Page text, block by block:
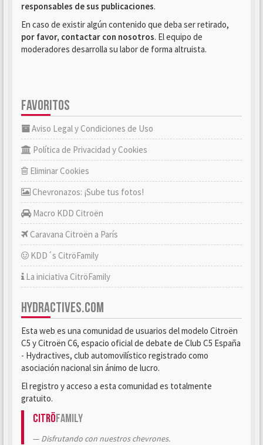
responsables de sus publicaciones.
En caso de existir algún contenido que deba ser retirado,
por favor, contactar con nosotros. El equipo de
moderadores desarrolla su labor de forma altruista.
FAVORITOS
Aviso Legal y Condiciones de Uso
Política de Privacidad y Cookies
Eliminar Cookies
Chevronazos: ¡Sube tus fotos!
Macro KDD Citroën
Caravana Citroën a París
KDD´s CitröFamily
La iniciativa CitröFamily
HYDRACTIVES.COM
Esta web es una comunidad de usuarios del modelo Citroën
C5 y Citroën C6, espacio oficial de debate de Club C5 España
- Hydractives, club automovilístico registrado como
asociación nacional sin ánimo de lucro.
El registro y acceso a esta comunidad es totalmente
gratuito.
CitröFamily
Disfrutando con nuestros chevrones.